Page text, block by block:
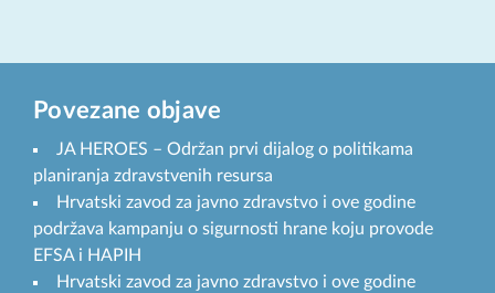
Povezane objave
JA HEROES – Održan prvi dijalog o politikama
planiranja zdravstvenih resursa
Hrvatski zavod za javno zdravstvo i ove godine
podržava kampanju o sigurnosti hrane koju provode
EFSA i HAPIH
Hrvatski zavod za javno zdravstvo i ove godine